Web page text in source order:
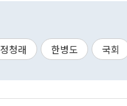
정청래 한병도 국회